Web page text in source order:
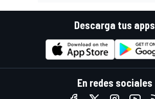
Descarga tus apps
En redes sociales